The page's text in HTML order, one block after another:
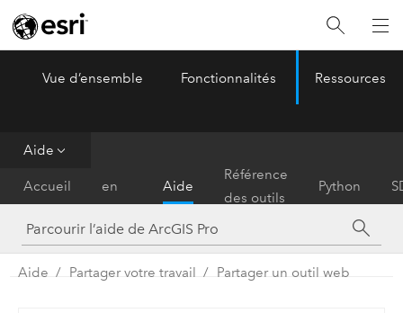
ArcGIS Pro
Vue d’ensemble Fonctionnalités Ressources
Aide
Accueil
en
main
Aide
Référence
des outils
Python
Aide Partager votre travail Partager un outil web